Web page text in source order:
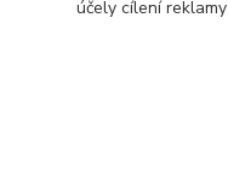
účely cílení